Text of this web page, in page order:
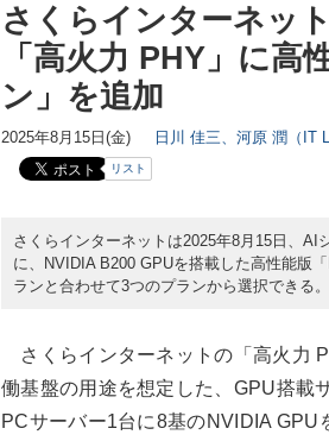
さくらインターネッ
「高火力 PHY」に高
ン」を追加
2025年8月15日(金) 日川 佳三、河原 潤（IT
リスト
さくらインターネットは2025年8月15日、AI
に、NVIDIA B200 GPUを搭載した高性能版
ランと合わせて3つのプランから選択できる。
さくらインターネットの「高火力
働基盤の用途を想定した、GPU搭載
PCサーバー1台に8基のNVIDIA GPU